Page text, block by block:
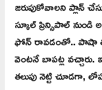
జరుపుకోవాలని ప్లాన్
స్కూల్ ప్రిన్సిపాల్
ఫోన్ రావడంతో.. పాషా తన
వెంటనే బాపట్ల వచ్చారు.
తలుపు నెట్టి చూడగా,